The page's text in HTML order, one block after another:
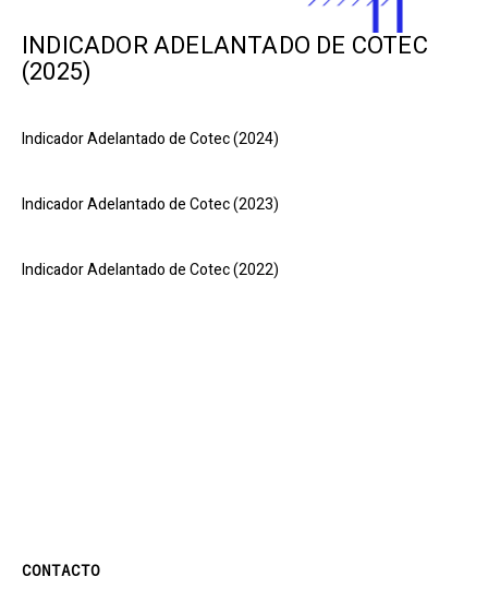
INDICADOR ADELANTADO DE COTEC
(2025)
Indicador Adelantado de Cotec (2024)
Indicador Adelantado de Cotec (2023)
Indicador Adelantado de Cotec (2022)
CONTACTO